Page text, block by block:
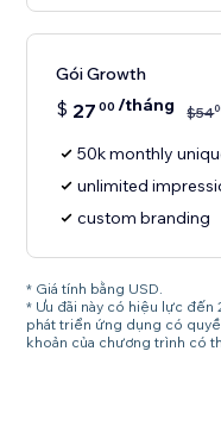
Gói Growth
$ 27 00 /tháng $54
50k monthly
unlimited
custom branding
* Giá tính bằng USD.
* Ưu đãi này có hiệu lực đến
phát triển ứng dụng có
khoản của chương trình có